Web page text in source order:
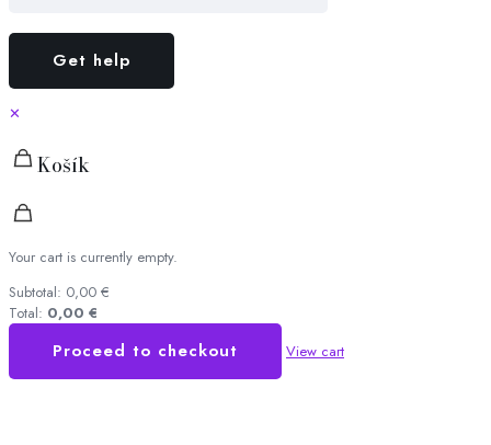
✕
Košík
Your cart is currently empty.
Subtotal: 0,00 €
Total: 0,00 €
Proceed to checkout View cart